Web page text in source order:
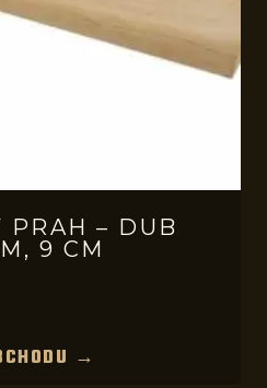
PRAH – DUB
9 CM
→